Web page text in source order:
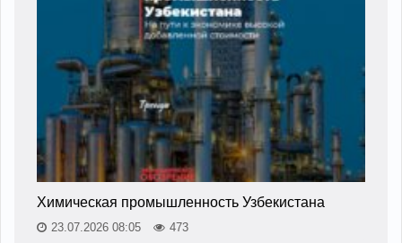
Химическая промышленность Узбекистана
23.07.2026 08:05 473